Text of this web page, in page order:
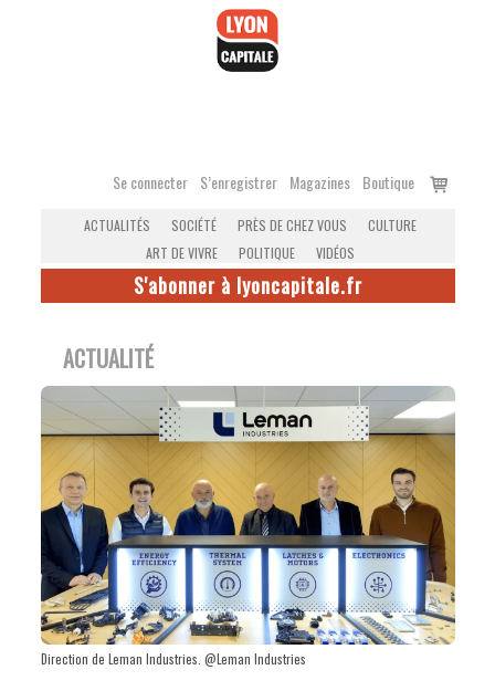
Se connecter S’enregistrer Magazines Boutique
Voir
ACTUALITÉS SOCIÉTÉ PRÈS DE CHEZ VOUS
CULTURE
ART DE VIVRE
POLITIQUE VIDÉOS
S'abonner à lyoncapitale.fr
ACTUALITÉ
Direction de Leman Industries. @Leman Industries